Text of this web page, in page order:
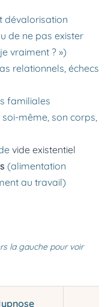
dévalorisation
de ne pas exister
vraiment ? »)
relationnels, échecs
familiales
soi-même, son corps,
vide existentiel
(alimentation
au travail)
la gauche pour voir